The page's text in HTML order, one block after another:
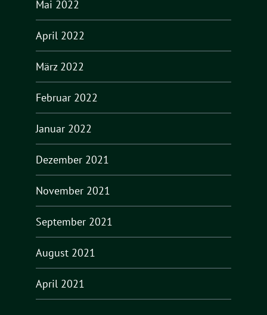
Mai 2022
April 2022
März 2022
Februar 2022
Januar 2022
Dezember 2021
November 2021
September 2021
August 2021
April 2021